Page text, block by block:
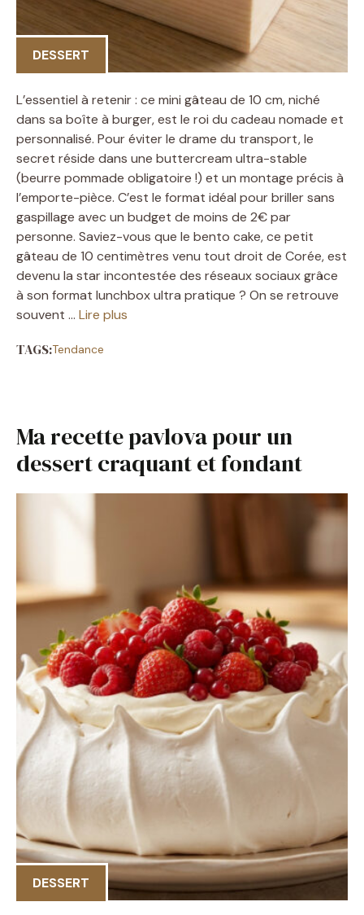
DESSERT
L’essentiel à retenir : ce mini gâteau de 10 cm, niché
dans sa boîte à burger, est le roi du cadeau nomade et
personnalisé. Pour éviter le drame du transport, le
secret réside dans une buttercream ultra-stable
(beurre pommade obligatoire !) et un montage précis à
l’emporte-pièce. C’est le format idéal pour briller sans
gaspillage avec un budget de moins de 2€ par
personne. Saviez-vous que le bento cake, ce petit
gâteau de 10 centimètres venu tout droit de Corée, est
devenu la star incontestée des réseaux sociaux grâce
à son format lunchbox ultra pratique ? On se retrouve
souvent … Lire plus
TAGS:Tendance
Ma recette pavlova pour un
dessert craquant et fondant
DESSERT